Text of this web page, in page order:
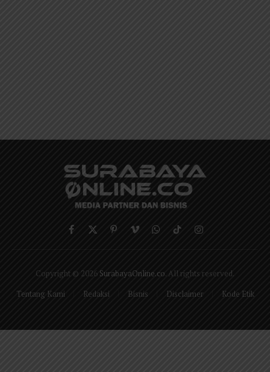
Facebook
X
PinterestVimeoWhatsApp
TikTokInstagram
Copyright © 2026 SurabayaOnline.co. All rights reserved.
Tentang Kami
Redaksi Bisnis Disclaimer Kode Etik